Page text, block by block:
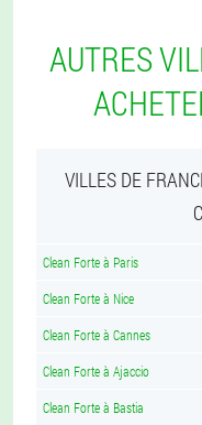
AUTRES
VILLES DE
Clean Forte à Paris
Clean Forte à Nice
Clean Forte à Cannes
Clean Forte à Ajaccio
Clean Forte à Bastia